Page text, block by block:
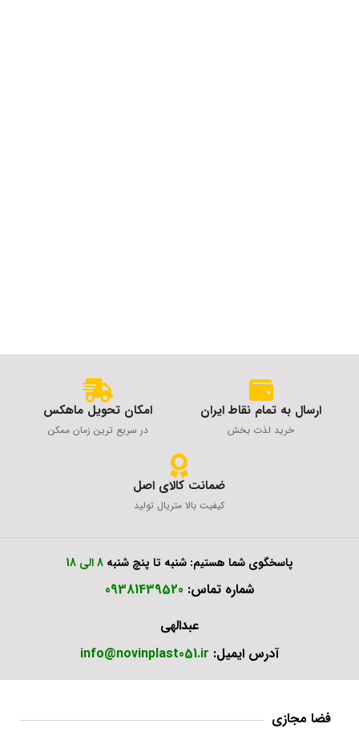
ارسال به تمام نقاط ایران
خرید لذت بخش
امکان تحویل ماهکس
در سریع ترین زمان ممکن
ضمانت کالای اصل
کیفیت بالا متریال تولید
پاسخگوی شما هستیم: شنبه تا پنچ شنبه 8 الی 18
شماره تماس: 09381439520
عبدالهی
آدرس ایمیل: info@novinplast051.ir
فضا مجازی